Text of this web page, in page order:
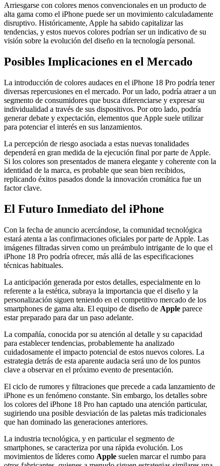
Arriesgarse con colores menos convencionales en un producto de
alta gama como el iPhone puede ser un movimiento calculadamente
disruptivo. Históricamente, Apple ha sabido capitalizar las
tendencias, y estos nuevos colores podrían ser un indicativo de su
visión sobre la evolución del diseño en la tecnología personal.
Posibles Implicaciones en el Mercado
La introducción de colores audaces en el iPhone 18 Pro podría tener
diversas repercusiones en el mercado. Por un lado, podría atraer a un
segmento de consumidores que busca diferenciarse y expresar su
individualidad a través de sus dispositivos. Por otro lado, podría
generar debate y expectación, elementos que Apple suele utilizar
para potenciar el interés en sus lanzamientos.
La percepción de riesgo asociada a estas nuevas tonalidades
dependerá en gran medida de la ejecución final por parte de Apple.
Si los colores son presentados de manera elegante y coherente con la
identidad de la marca, es probable que sean bien recibidos,
replicando éxitos pasados donde la innovación cromática fue un
factor clave.
El Futuro Inmediato del iPhone
Con la fecha de anuncio acercándose, la comunidad tecnológica
estará atenta a las confirmaciones oficiales por parte de Apple. Las
imágenes filtradas sirven como un preámbulo intrigante de lo que el
iPhone 18 Pro podría ofrecer, más allá de las especificaciones
técnicas habituales.
La anticipación generada por estos detalles, especialmente en lo
referente a la estética, subraya la importancia que el diseño y la
personalización siguen teniendo en el competitivo mercado de los
smartphones de gama alta. El equipo de diseño de Apple parece
estar preparado para dar un paso adelante.
La compañía, conocida por su atención al detalle y su capacidad
para establecer tendencias, probablemente ha analizado
cuidadosamente el impacto potencial de estos nuevos colores. La
estrategia detrás de esta aparente audacia será uno de los puntos
clave a observar en el próximo evento de presentación.
El ciclo de rumores y filtraciones que precede a cada lanzamiento de
iPhone es un fenómeno constante. Sin embargo, los detalles sobre
los colores del iPhone 18 Pro han captado una atención particular,
sugiriendo una posible desviación de las paletas más tradicionales
que han dominado las generaciones anteriores.
La industria tecnológica, y en particular el segmento de
smartphones, se caracteriza por una rápida evolución. Los
movimientos de líderes como Apple suelen marcar el rumbo para